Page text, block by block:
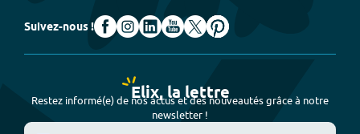
Suivez-nous !
Elix, la lettre
Restez informé(e) de nos actus et des nouveautés grâce à notre
newsletter !